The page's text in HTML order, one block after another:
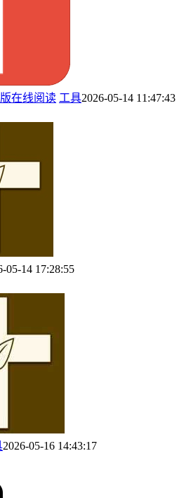
在线阅读 工具2026-05-14 11:47:43
05-14 17:28:55
2026-05-16 14:43:17